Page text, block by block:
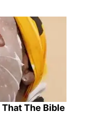
The Bible